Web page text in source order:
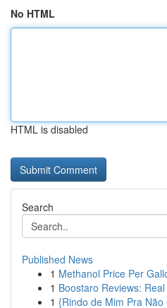
No HTML
HTML is disabled
Search
Published News
1 Methanol Price Per
1 Boostaro Reviews:
1 {Rindo de Mim Pra